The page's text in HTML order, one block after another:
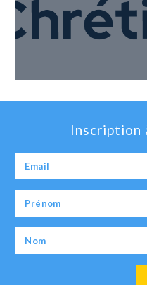
Inscription